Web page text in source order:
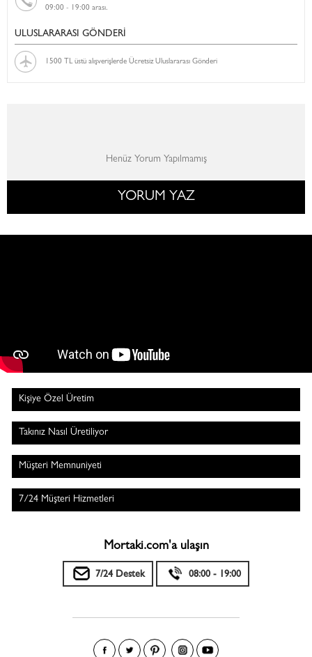
09:00 - 19:00 arası.
ULUSLARARASI GÖNDERİ
1500 TL üstü alışverişlerde Ücretsiz Uluslararası Gönderi
Henüz Yorum Yapılmamış
YORUM YAZ
Kişiye Özel Üretim
Takınız Nasıl Üretiliyor
Müşteri Memnuniyeti
7/24 Müşteri Hizmetleri
Mortaki.com'a ulaşın
7/24 Destek 08:00 - 19:00